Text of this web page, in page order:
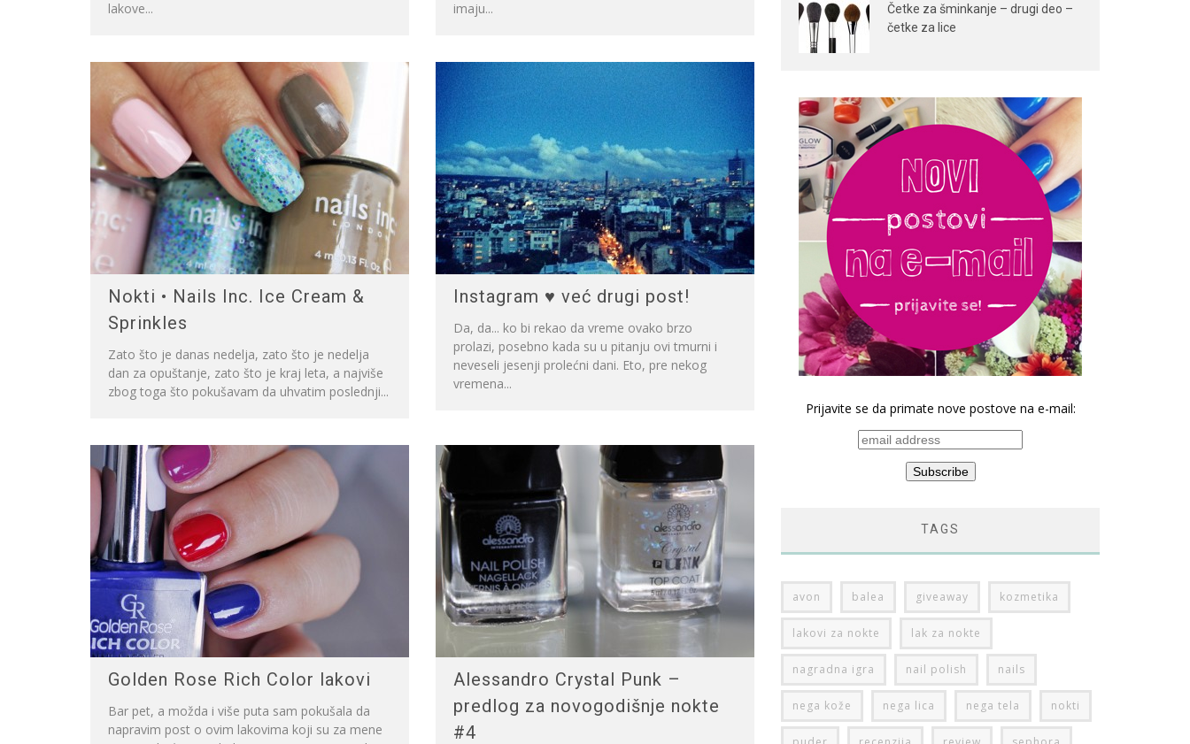
lakove...
imaju...
Nokti • Nails Inc. Ice Cream &
Sprinkles
Zato što je danas nedelja, zato što je nedelja
dan za opuštanje, zato što je kraj leta, a najviše
zbog toga što pokušavam da uhvatim poslednji...
Instagram ♥ već drugi post!
Da, da... ko bi rekao da vreme ovako brzo
prolazi, posebno kada su u pitanju ovi tmurni i
neveseli jesenji prolećni dani. Eto, pre nekog
vremena...
Golden Rose Rich Color lakovi
Bar pet, a možda i više puta sam pokušala da
napravim post o ovim lakovima koji su za mene
Alessandro Crystal Punk –
predlog za novogodišnje nokte
#4
Četke za šminkanje – drugi deo –
četke za lice
Prijavite se da primate nove postove na e-mail:
TAGS
avon balea giveaway kozmetika
lakovi za nokte lak za nokte
nagradna igra nail polish nails
nega kože nega lica nega tela nokti